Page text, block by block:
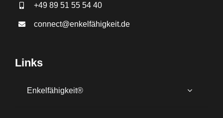
+49 89 51 55 54 40
connect@enkelfähigkeit.de
Links
Enkelfähigkeit®